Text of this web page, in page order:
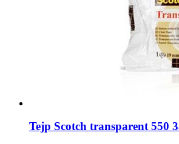
Tejp Scotch transparent 550